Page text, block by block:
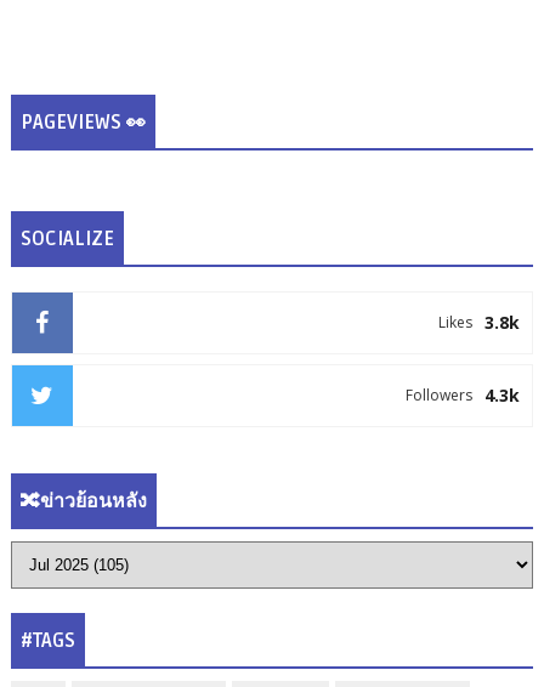
PAGEVIEWS 👀
SOCIALIZE
3.8k
Likes
4.3k
Followers
🔀ข่าวย้อนหลัง
#TAGS